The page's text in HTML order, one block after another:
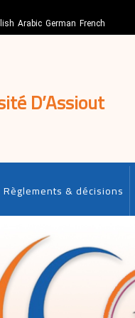
Arabic German French
D’Assiout
Règlements & décisions